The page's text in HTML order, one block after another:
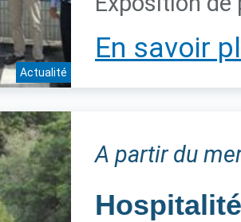
Actualité
En savoir
A partir du